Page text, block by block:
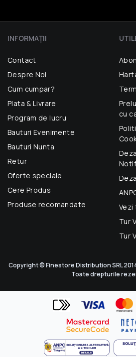
INFORMAŢII
Contact
Despre Noi
Cum cumpar?
Plata & Livrare
Program de lucru
Bauturi Evenimente
Bauturi Nunta
Retur
Oferte speciale
Cere Produs
Produse recomandate
cu
Tur
Tur
Copyright © Finestore Distribution SRL
Toate drepturile